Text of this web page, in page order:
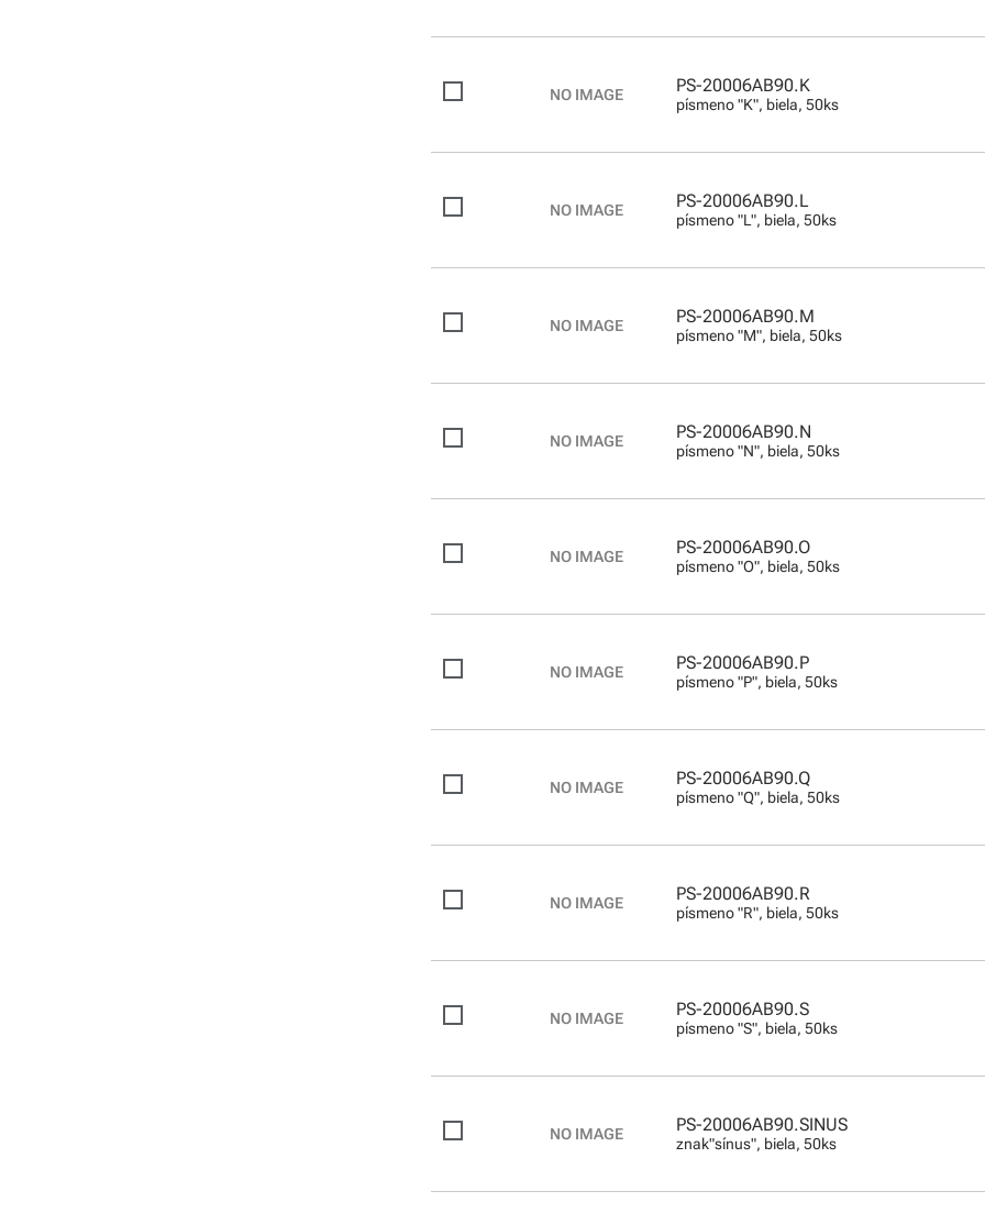
PS-20006AB90.K
písmeno "K", biela, 50ks
PS-20006AB90.L
písmeno "L", biela, 50ks
PS-20006AB90.M
písmeno "M", biela, 50ks
PS-20006AB90.N
písmeno "N", biela, 50ks
PS-20006AB90.O
písmeno "O", biela, 50ks
PS-20006AB90.P
písmeno "P", biela, 50ks
PS-20006AB90.Q
písmeno "Q", biela, 50ks
PS-20006AB90.R
písmeno "R", biela, 50ks
PS-20006AB90.S
písmeno "S", biela, 50ks
PS-20006AB90.SINUS
znak"sínus", biela, 50ks